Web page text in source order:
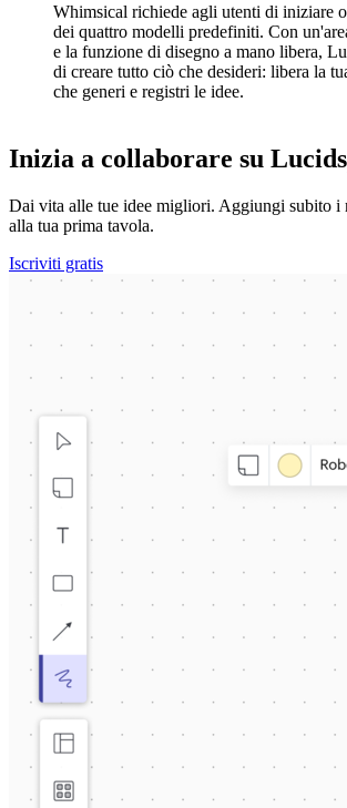
Whimsical richiede agli utenti di iniziare
dei quattro modelli predefiniti. Con
e la funzione di disegno a mano libera,
di creare tutto ciò che desideri: libera la
che generi e registri le idee.
Inizia a collaborare su
Dai vita alle tue idee migliori. Aggiungi subito i
alla tua prima tavola.
Iscriviti gratis